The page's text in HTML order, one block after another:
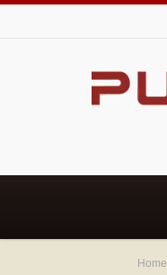
Home